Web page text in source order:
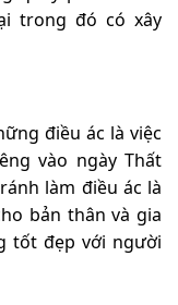
trong đó có xây
điều ác là việc
vào ngày Thất
làm điều ác là
bản thân và gia
tốt đẹp với người